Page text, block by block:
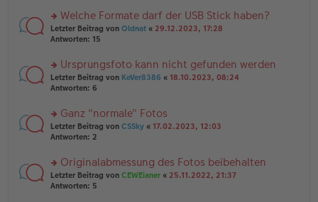
tr
a
g
e
n
er
tr
a
g
n
g
el
e
n
er
tr
a
g
rs
te
n
g
el
e
n
er
tr
a
g
Welche Formate darf der USB Stick haben?
Letzter Beitrag von Oldnat « 29.12.2023, 17:28
Antworten: 15
rs
te
n
g
el
e
n
er
Ursprungsfoto kann nicht gefunden werden
Letzter Beitrag von KeVer8386 « 18.10.2023, 08:24
Antworten: 6
rs
te
n
g
el
Ganz "normale" Fotos
Letzter Beitrag von CSSky « 17.02.2023, 12:03
Antworten: 2
rs
te
Originalabmessung des Fotos beibehalten
Letzter Beitrag von CEWEianer « 25.11.2022, 21:37
Antworten: 5